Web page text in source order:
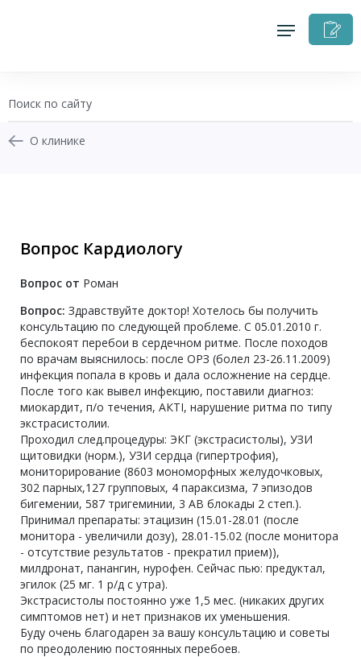
О клинике
Вопрос Кардиологу
Вопрос от Роман
Вопрос: Здравствуйте доктор! Хотелось бы получить
консультацию по следующей проблеме. С 05.01.2010 г.
беспокоят перебои в сердечном ритме. После походов
по врачам выяснилось: после ОРЗ (болел 23-26.11.2009)
инфекция попала в кровь и дала осложнение на сердце.
После того как вывел инфекцию, поставили диагноз:
миокардит, п/о течения, АКТI, нарушение ритма по типу
экстрасистолии.
Проходил след.процедуры: ЭКГ (экстрасистолы), УЗИ
щитовидки (норм.), УЗИ сердца (гипертрофия),
мониторирование (8603 мономорфных желудочковых,
302 парных,127 групповых, 4 параксизма, 7 эпизодов
бигемении, 587 тригеминии, 3 АВ блокады 2 степ.).
Принимал препараты: этацизин (15.01-28.01 (после
монитора - увеличили дозу), 28.01-15.02 (после монитора
- отсутствие результатов - прекратил прием)),
милдронат, панангин, нурофен. Сейчас пью: предуктал,
эгилок (25 мг. 1 р/д с утра).
Экстрасистолы постоянно уже 1,5 мес. (никаких других
симптомов нет) и нет признаков их уменьшения.
Буду очень благодарен за вашу консультацию и советы
по преодолению постоянных перебоев.
Личный кабинет